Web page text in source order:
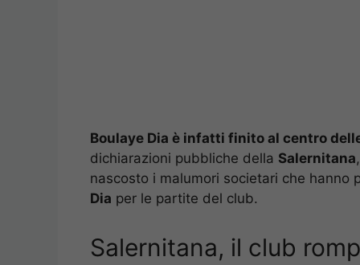
Boulaye Dia è infatti finito al centro
dichiarazioni pubbliche della Salernitana
nascosto i malumori societari che hanno
Dia per le partite del club.
Salernitana, il club